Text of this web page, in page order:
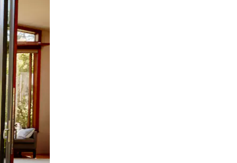
bien tocando y deslizando la pantalla.